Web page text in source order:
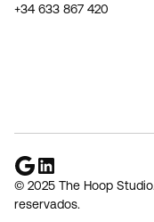
+34 633 867 420
© 2025 The Hoop
reservados.